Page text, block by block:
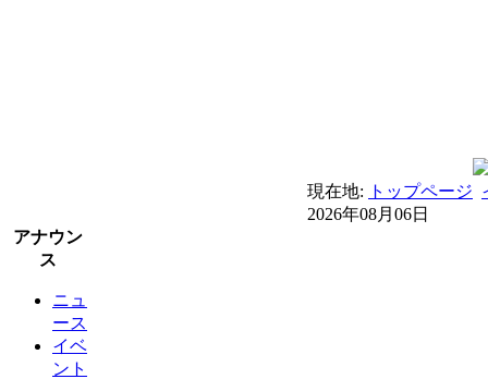
現在地: トップページ
2026年08月06日
アナウン
ス
ニュ
ース
イベ
ント